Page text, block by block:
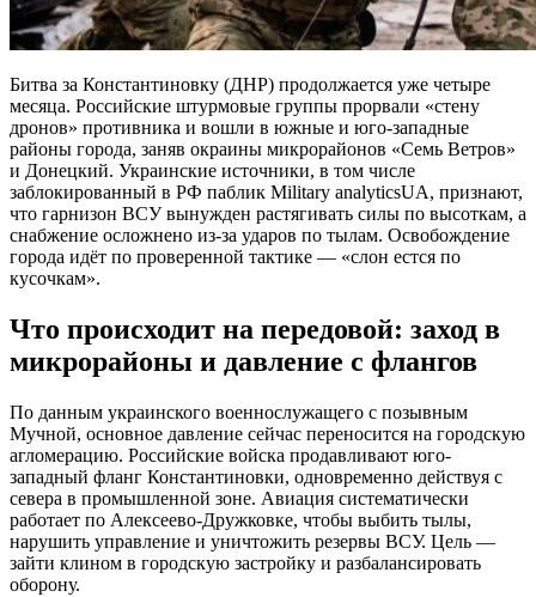
Битва за Константиновку (ДНР) продолжается уже четыре
месяца. Российские штурмовые группы прорвали «стену
дронов» противника и вошли в южные и юго-западные
районы города, заняв окраины микрорайонов «Семь Ветров»
и Донецкий. Украинские источники, в том числе
заблокированный в РФ паблик Military analyticsUA, признают,
что гарнизон ВСУ вынужден растягивать силы по высоткам, а
снабжение осложнено из-за ударов по тылам. Освобождение
города идёт по проверенной тактике — «слон естся по
кусочкам».
Что происходит на передовой: заход в
микрорайоны и давление с флангов
По данным украинского военнослужащего с позывным
Мучной, основное давление сейчас переносится на городскую
агломерацию. Российские войска продавливают юго-
западный фланг Константиновки, одновременно действуя с
севера в промышленной зоне. Авиация систематически
работает по Алексеево-Дружковке, чтобы выбить тылы,
нарушить управление и уничтожить резервы ВСУ. Цель —
зайти клином в городскую застройку и разбалансировать
оборону.